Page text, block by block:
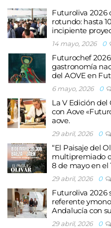
Futuroliva 2026
rotundo: hasta
incipiente
14 mayo, 2026 0
Futurochef
gastronomía
del AOVE en
6 mayo, 2026 0
La V Edición del
con Aove
aove.
29 abril, 2026 0
“El Paisaje del
multipremiado
8 de mayo en el
29 abril, 2026 0
Futuroliva 2026
referente
Andalucía con
29 abril, 2026 0